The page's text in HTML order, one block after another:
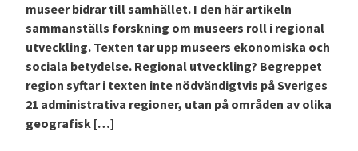
museer bidrar till samhället. I den här artikeln
sammanställs forskning om museers roll i regional
utveckling. Texten tar upp museers ekonomiska och
sociala betydelse. Regional utveckling? Begreppet
region syftar i texten inte nödvändigtvis på Sveriges
21 administrativa regioner, utan på områden av olika
geografisk […]